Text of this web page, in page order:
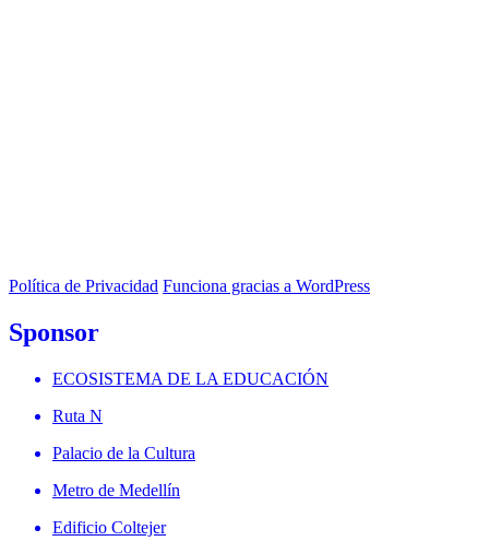
Política de Privacidad Funciona gracias a WordPress
Sponsor
ECOSISTEMA DE LA EDUCACIÓN
Ruta N
Palacio de la Cultura
Metro de Medellín
Edificio Coltejer